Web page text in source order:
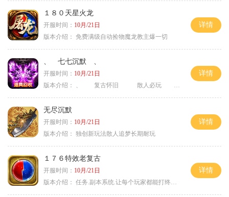
１８０天星火龙
开服时间： 10月/21日
版本介绍： 免费满级自动捡物魔龙教主爆一切
详情
、 七七沉默 、
开服时间： 10月/21日
版本介绍：
、 复古怀旧 散人必玩 、
详情
无尽沉默
开服时间： 10月/21日
版本介绍： 独创新玩法散人追梦长期耐玩
详情
１７６特效老复古
开服时间： 10月/21日
版本介绍： 任务.副本系统.让每个玩家都能打终极BOSS
详情